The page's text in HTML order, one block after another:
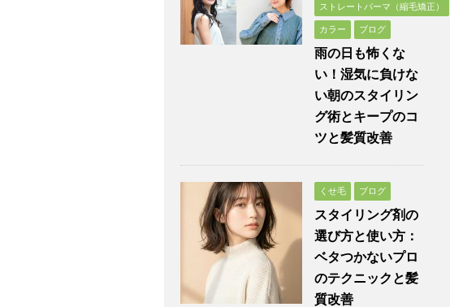
ストレートパーマ（縮毛矯正）
カラー ブログ
雨の日も怖くな
い！湿気に負けな
い朝のスタイリン
グ術とキープのコ
ツと髪質改善
くせ毛 ブログ
スタイリング剤の
選び方と使い方：
ベタつかないプロ
のテクニックと髪
質改善